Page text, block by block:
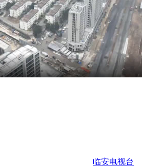
临安电视台